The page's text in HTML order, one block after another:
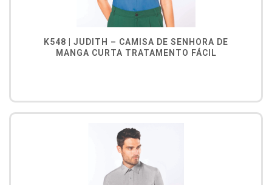
K548 | JUDITH – CAMISA DE SENHORA DE
MANGA CURTA TRATAMENTO FÁCIL